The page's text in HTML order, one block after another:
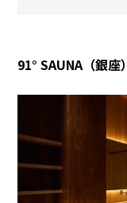
91° SAUNA（銀座）